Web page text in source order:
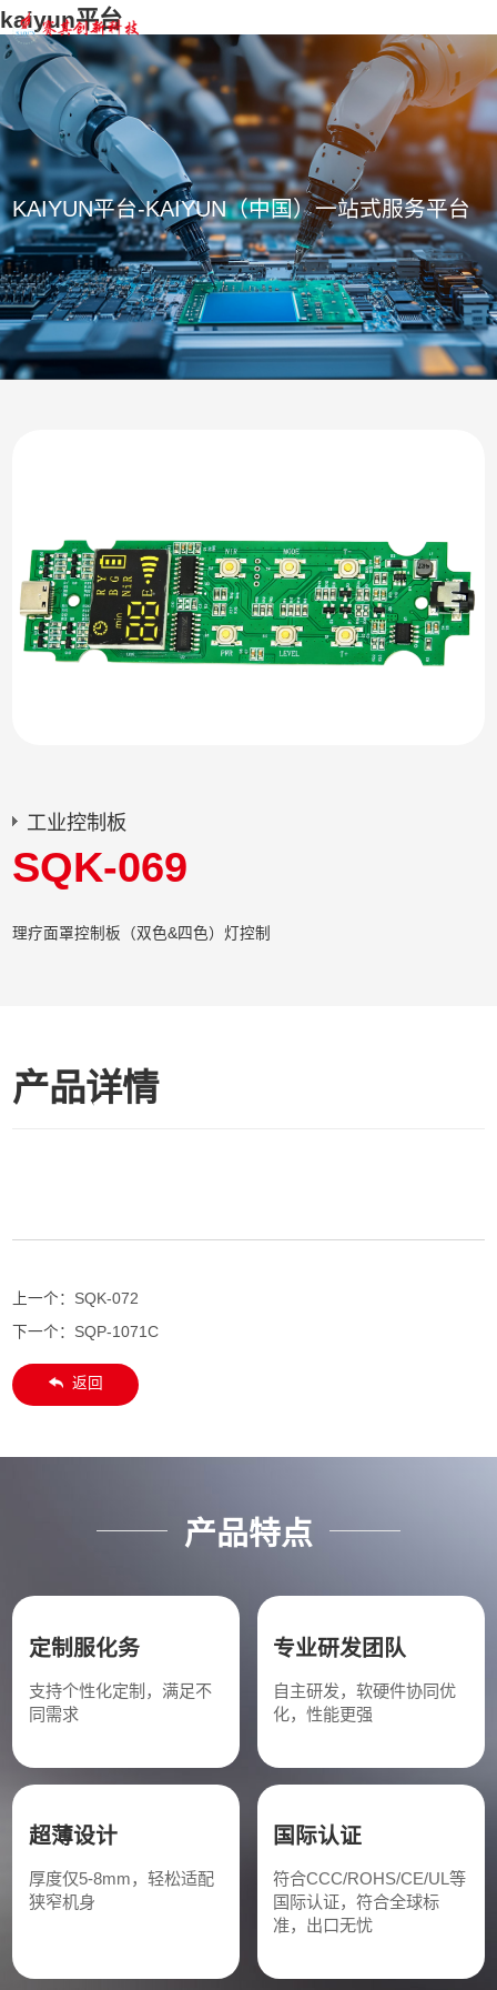
kaiyun平台
KAIYUN平台-KAIYUN（中国）一站式服务平台
工业控制板
SQK-069
理疗面罩控制板（双色&四色）灯控制
产品详情
上一个： SQK-072
下一个： SQP-1071C
返回
产品特点
定制服化务
支持个性化定制，满足不
同需求
专业研发团队
自主研发，软硬件协同优
化，性能更强
超薄设计
厚度仅5-8mm，轻松适配
狭窄机身
国际认证
符合CCC/ROHS/CE/UL等
国际认证，符合全球标
准，出口无忧